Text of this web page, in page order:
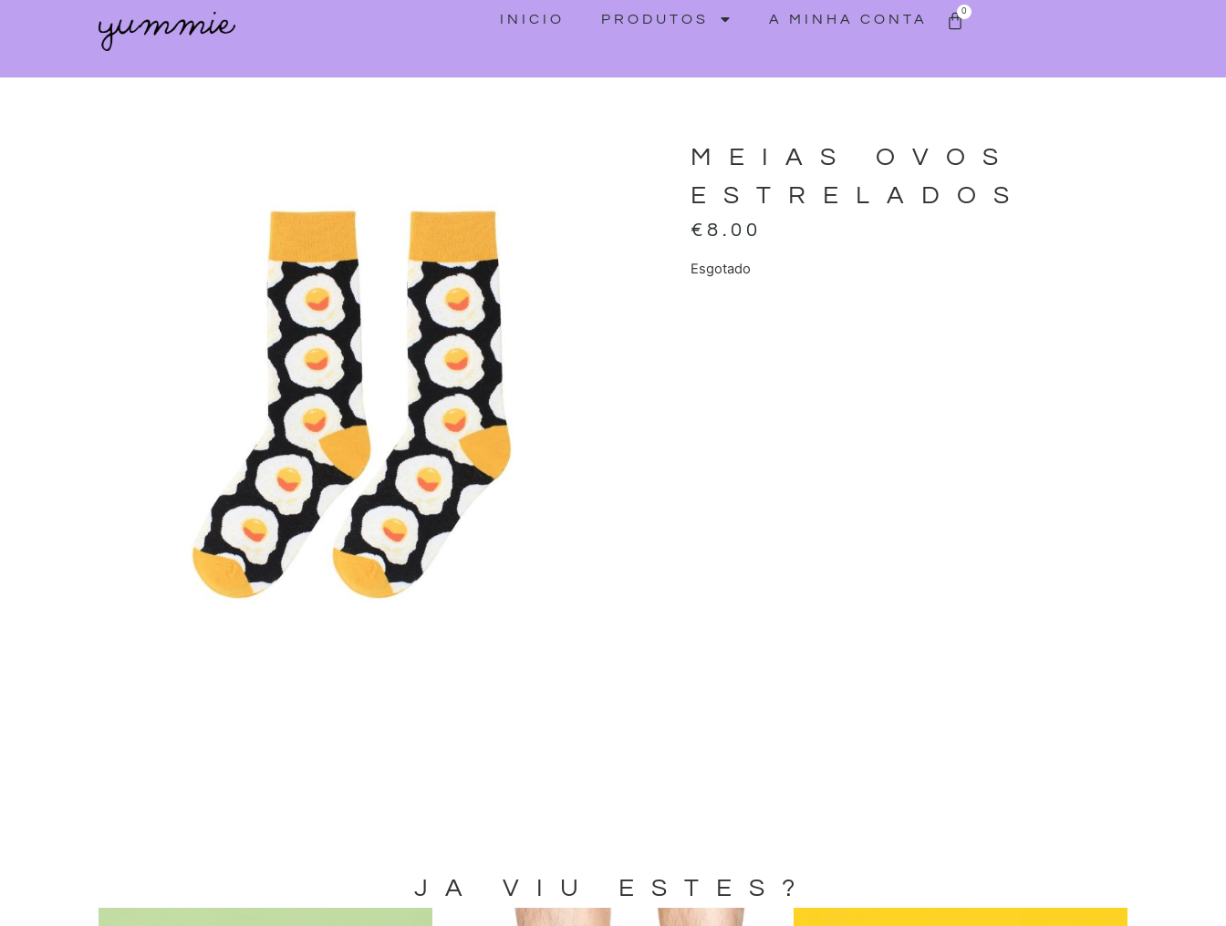
INICIO PRODUTOS A MINHA CONTA
0
MEIAS OVOS
ESTRELADOS
€8.00
Esgotado
JA VIU ESTES?